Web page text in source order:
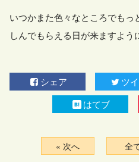
いつかまた色々なところでも
しんでもらえる日が来ますよう
シェア ツ
はてブ
« 次へ 全